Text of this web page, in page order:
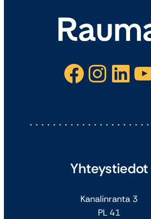
Facebook Instagram LinkedIn YouTube
Yhteystiedot
Kanalinranta 3
PL 41